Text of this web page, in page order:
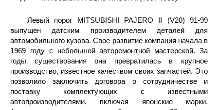
Левый порог MITSUBISHI PAJERO II (V20) 91-99
выпущен датским производителем деталей для
автомобильного кузова. Свое развитие компания начала в
1969 году с небольшой авторемонтной мастерской. За
годы существования она превратилась в крупное
производство, известное качеством своих запчастей. Это
позволило заключить договора о сотрудничестве и
поставку комплектующих с известными
автопроизводителями, включая японские марки.